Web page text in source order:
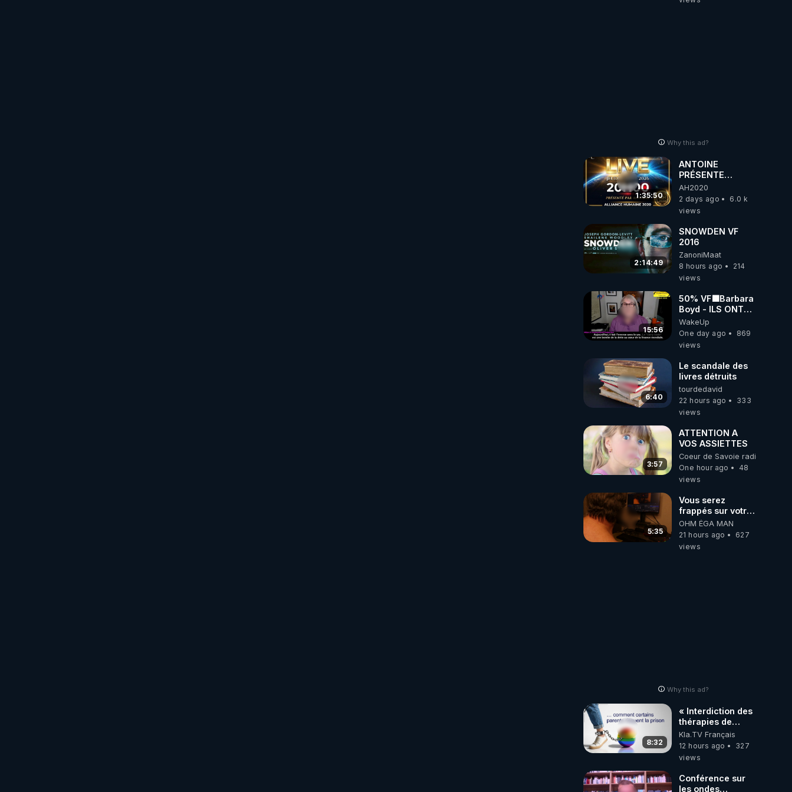
Why this ad?
1:35:50
ANTOINE
PRÉSENTE
AH2020 LE LIVE
20H ***DU
06/08/2026***
AH2020
2 days ago
6.0 k
views
2:14:49
SNOWDEN VF
2016
ZanoniMaat
8 hours ago
214
views
15:56
50% VF🟩Barbara
Boyd - ILS ONT
MENTI SUR TOUT
-Jocelyne
Traduction
WakeUp
One day ago
869
views
6:40
Le scandale des
livres détruits
tourdedavid
22 hours ago
333
views
3:57
ATTENTION A
VOS ASSIETTES
Coeur de Savoie radioweb TV
One hour ago
48
views
5:35
Vous serez
frappés sur votre
sol européens par
la faute des
dirigeants qui
OHM ÉGA MAN
21 hours ago
627
views
Why this ad?
8:32
« Interdiction des
thérapies de
conversion »
Kla.TV Français
12 hours ago
327
views
Conférence sur
les ondes